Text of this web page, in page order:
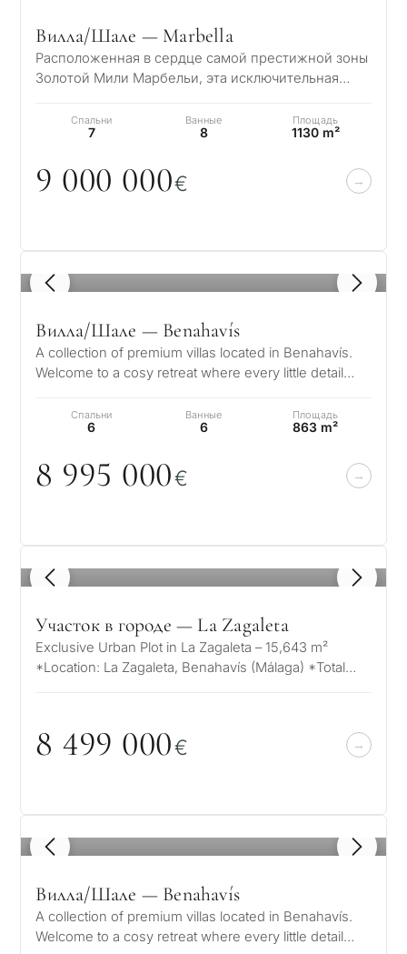
Вилла/Шале — Marbella
Расположенная в сердце самой престижной зоны
Золотой Мили Марбельи, эта исключительная
Спальни
7
Ванные
8
Площадь
1130 m²
9 000 000€
1 / 8
Вилла/Шале — Benahavís
A collection of premium villas located in Benahavís.
Welcome to a cosy retreat where every little detail
Спальни
6
Ванные
6
Площадь
863 m²
8 995 000€
1 / 8
Участок в городе — La Zagaleta
Exclusive Urban Plot in La Zagaleta – 15,643 m²
*Location: La Zagaleta, Benahavís (Málaga) *Total
8 499 000€
1 / 8
Вилла/Шале — Benahavís
A collection of premium villas located in Benahavís.
Welcome to a cosy retreat where every little detail
КВИЗ
Персональная
подборка
какой
целью